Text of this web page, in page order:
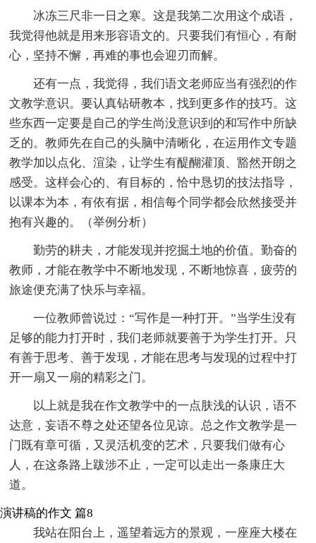
冰冻三尺非一日之寒。这是我第二次用这个成语，
我觉得他就是用来形容语文的。只要我们有恒心，有耐
心，坚持不懈，再难的事也会迎刃而解。
还有一点，我觉得，我们语文老师应当有强烈的作
文教学意识。要认真钻研教本，找到更多作的技巧。这
些东西一定要是自己的学生尚没意识到的和写作中所缺
乏的。教师先在自己的头脑中清晰化，在运用作文专题
教学加以点化、渲染，让学生有醍醐灌顶、豁然开朗之
感受。这样会心的、有目标的，恰中恳切的技法指导，
以课本为本，有依有据，相信每个同学都会欣然接受并
抱有兴趣的。（举例分析）
勤劳的耕夫，才能发现并挖掘土地的价值。勤奋的
教师，才能在教学中不断地发现，不断地惊喜，疲劳的
旅途便充满了快乐与幸福。
一位教师曾说过：“写作是一种打开。”当学生没有
足够的能力打开时，我们老师就要善于为学生打开。只
有善于思考、善于发现，才能在思考与发现的过程中打
开一扇又一扇的精彩之门。
以上就是我在作文教学中的一点肤浅的认识，语不
达意，妄语不尊之处还望各位见谅。总之作文教学是一
门既有章可循，又灵活机变的艺术，只要我们做有心
人，在这条路上跋涉不止，一定可以走出一条康庄大
道。
演讲稿的作文 篇8
我站在阳台上，遥望着远方的景观，一座座大楼在